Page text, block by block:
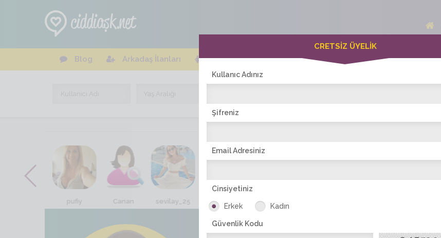
Blog Arkadaş İlanları Online Bayanlar(213) Online Erkekler(372)
pufiy Canan sevilay_25 askin_damlalari tan_selin
CRETSİZ ÜYELİK
Kullanıc Adınız
Şifreniz
Email Adresiniz
Cinsiyetiniz
Erkek Kadın
Güvenlik Kodu